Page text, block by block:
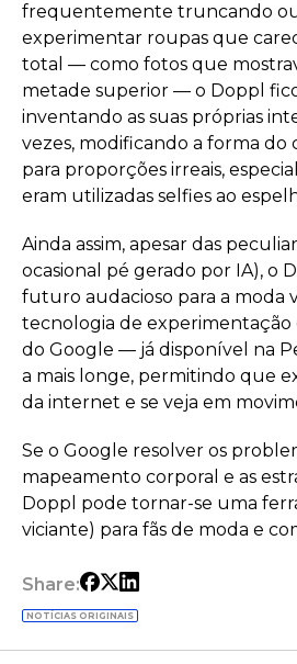
frequentemente truncando ou
experimentar roupas que
total — como fotos que
metade superior — o Doppl
inventando as suas próprias
vezes, modificando a forma do
para proporções irreais,
eram utilizadas selfies ao
Ainda assim, apesar das
ocasional pé gerado por IA), o
futuro audacioso para a moda
tecnologia de experimentação
do Google — já disponível na
a mais longe, permitindo que
da internet e se veja em
Se o Google resolver os
mapeamento corporal e as
Doppl pode tornar-se uma
viciante) para fãs de moda e
Share:
NOTÍCIAS ORIGINAIS